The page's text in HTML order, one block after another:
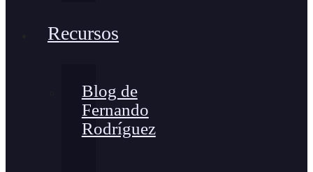
Recursos
Blog de
Fernando
Rodríguez